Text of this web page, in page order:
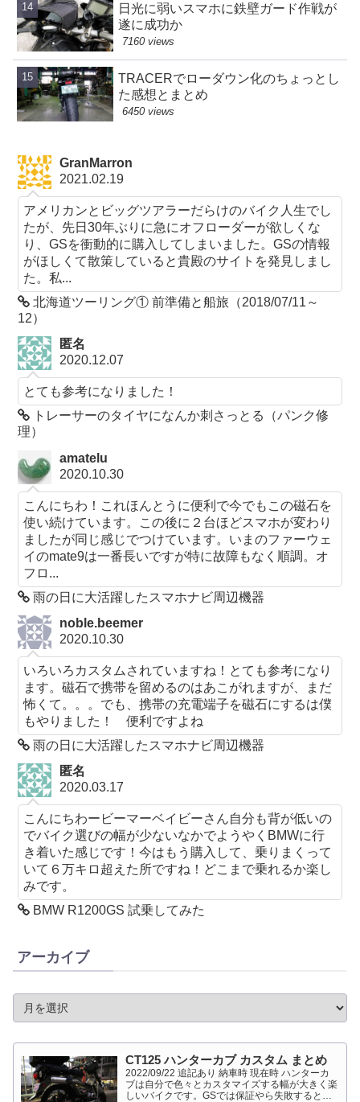
日光に弱いスマホに鉄壁ガード作戦が
遂に成功か
7160 views
TRACERでローダウン化のちょっとし
た感想とまとめ
6450 views
GranMarron
2021.02.19
アメリカンとビッグツアラーだらけのバイク人生でし
たが、先日30年ぶりに急にオフローダーが欲しくな
り、GSを衝動的に購入してしまいました。GSの情報
がほしくて散策していると貴殿のサイトを発見しまし
た。私...
北海道ツーリング① 前準備と船旅（2018/07/11～
12）
匿名
2020.12.07
とても参考になりました！
トレーサーのタイヤになんか刺さっとる（パンク修
理）
amatelu
2020.10.30
こんにちわ！これほんとうに便利で今でもこの磁石を
使い続けています。この後に２台ほどスマホが変わり
ましたが同じ感じでつけています。いまのファーウェ
イのmate9は一番長いですが特に故障もなく順調。オ
フロ...
雨の日に大活躍したスマホナビ周辺機器
noble.beemer
2020.10.30
いろいろカスタムされていますね！とても参考になり
ます。磁石で携帯を留めるのはあこがれますが、まだ
怖くて。。。でも、携帯の充電端子を磁石にするは僕
もやりました！ 便利ですよね
雨の日に大活躍したスマホナビ周辺機器
匿名
2020.03.17
こんにちわービーマーベイビーさん自分も背が低いの
でバイク選びの幅が少ないなかでようやくBMWに行
き着いた感じです！今はもう購入して、乗りまくって
いて６万キロ超えた所ですね！どこまで乗れるか楽し
みです。
BMW R1200GS 試乗してみた
アーカイブ
CT125 ハンターカブ カスタム まとめ
2022/09/22 追記あり 納車時 現在時 ハンターカ
ブは自分で色々とカスタマイズする幅が大きく楽
しいバイクです。GSでは保証やら失敗すると高